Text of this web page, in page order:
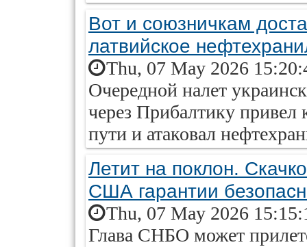
Вот и союзничкам
латвийское
Thu, 07 May 2026
Очередной налет
через Прибалтику привел
пути и атаковал
Летит на поклон.
США гарантии
Thu, 07 May 2026
Глава СНБО может